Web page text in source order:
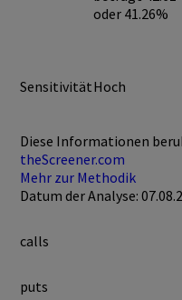
oder 41.26%
SensitivitätHoch
Diese Informationen
theScreener.com
Mehr zur Methodik
Datum der Analyse:
calls
puts